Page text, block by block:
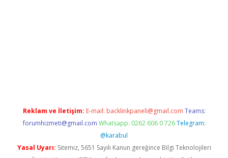
Reklam ve İletişim: E-mail: backlinkpaneli@gmail.com Teams:
forumhizmeti@gmail.com Whatsapp: 0262 606 0 726 Telegram:
@karabul
Yasal Uyarı: Sitemiz, 5651 Sayılı Kanun gereğince Bilgi Teknolojileri